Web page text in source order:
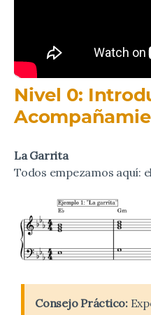
Nivel 0:
La Garrita
Todos empezamos aquí:
Consejo Práctico: